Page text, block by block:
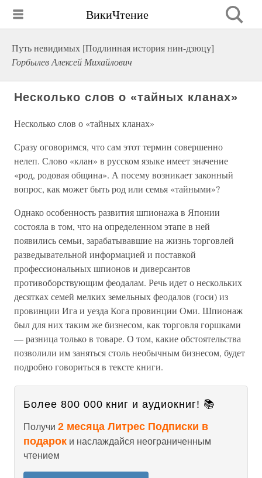
ВикиЧтение
Путь невидимых [Подлинная история нин-дзюцу]
Горбылев Алексей Михайлович
Несколько слов о «тайных кланах»
Несколько слов о «тайных кланах»
Сразу оговоримся, что сам этот термин совершенно
нелеп. Слово «клан» в русском языке имеет значение
«род, родовая община». А посему возникает законный
вопрос, как может быть род или семья «тайными»?
Однако особенность развития шпионажа в Японии
состояла в том, что на определенном этапе в ней
появились семьи, зарабатывавшие на жизнь торговлей
разведывательной информацией и поставкой
профессиональных шпионов и диверсантов
противоборствующим феодалам. Речь идет о нескольких
десятках семей мелких земельных феодалов (госи) из
провинции Ига и уезда Кога провинции Оми. Шпионаж
был для них таким же бизнесом, как торговля горшками
— разница только в товаре. О том, какие обстоятельства
позволили им заняться столь необычным бизнесом, будет
подробно говориться в тексте книги.
Более 800 000 книг и аудиокниг! 📚
Получи 2 месяца Литрес Подписки в
подарок и наслаждайся неограниченным
чтением